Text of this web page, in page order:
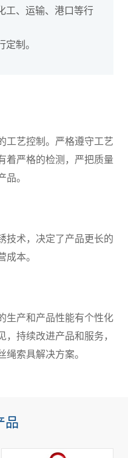
工、运输、港口等行
制。
工艺控制。严格遵守工艺
着严格的检测，严把质量
品。
技术，决定了产品更长的
成本。
生产和产品性能有个性化
持续改进产品和服务，
绳索具解决方案。
品